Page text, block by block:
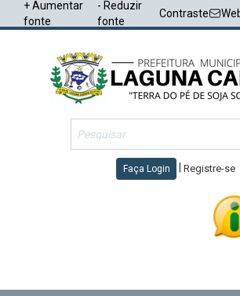
+ Aumentar
fonte
- Reduzir
fonte
Contraste
Faça Login Registre-se